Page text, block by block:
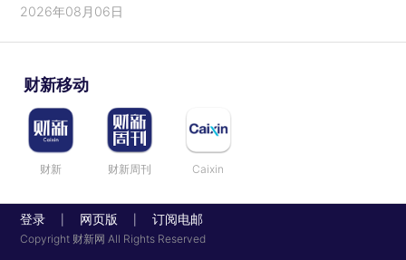
2026年08月06日
财新移动
财新 财新周刊 Caixin
登录 网页版 订阅电邮
Copyright 财新网 All Rights Reserved